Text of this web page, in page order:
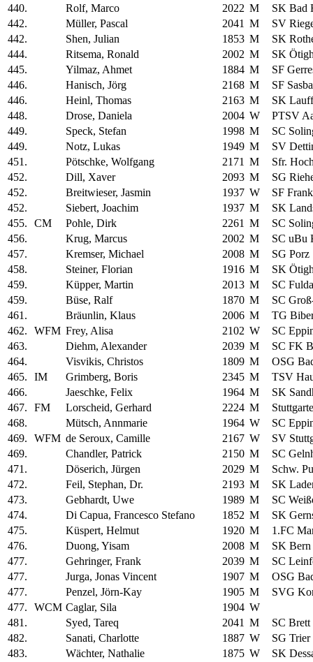
440.
Rolf, Marco 2022 M
SK Bad
442.
Müller, Pascal 2041 M
SV
442.
Shen, Julian 1853 M
SK
444.
Ritsema, Ronald 2002 M
SK
445.
Yilmaz, Ahmet 1884 M
SF
446.
Hanisch, Jörg 2168 M
SF
446.
Heinl, Thomas 2163 M
SK
448.
Drose, Daniela 2004 W
PTSV
449.
Speck, Stefan 1998 M
SC
449.
Notz, Lukas 1949 M
SV
451.
Pötschke, Wolfgang 2171 M
Sfr.
452.
Dill, Xaver 2093 M
SG
452.
Breitwieser, Jasmin 1937 W
SF
452.
Siebert, Joachim 1937 M
SK
455.
CM Pohle, Dirk 2261 M
SC
456.
Krug, Marcus 2002 M
SC uBu
457.
Kremser, Michael 2008 M
SG Porz
458.
Steiner, Florian 1916 M
SK
459.
Küpper, Martin 2013 M
SC Fulda
459.
Büse, Ralf 1870 M
SC
461.
Bräunlin, Klaus 2006 M
TG
462.
WFM Frey, Alisa 2102 W
SC
463.
Diehm, Alexander 2039 M
SC FK
464.
Visvikis, Christos 1809 M
OSG
465.
IM Grimberg, Boris 2345 M
TSV
466.
Jaeschke, Felix 1964 M
SK
467.
FM Lorscheid, Gerhard 2224 M
468.
Mütsch, Annmarie 1964 W
SC
469.
WFM de Seroux, Camille 2167 W
SV
469.
Chandler, Patrick 2150 M
SC
471.
Döserich, Jürgen 2029 M
Schw.
472.
Feil, Stephan, Dr. 2193 M
SK
473.
Gebhardt, Uwe 1989 M
SC
474.
Di Capua, Francesco Stefano 1852 M
SK
475.
Küspert, Helmut 1920 M
1.FC
476.
Duong, Yisam 2008 M
SK Bern
477.
Gehringer, Frank 2039 M
SC
477.
Jurga, Jonas Vincent 1907 M
OSG
477.
Penzel, Jörn-Kay 1905 M
SVG
477.
WCM Caglar, Sila 1904 W
481.
Syed, Tareq 2041 M
SC
482.
Sanati, Charlotte 1887 W
SG Trier
483.
Wächter, Nathalie 1875 W SK